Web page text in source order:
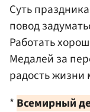
Суть
повод
Работать
Медалей за
радость жизни
* Всемирный